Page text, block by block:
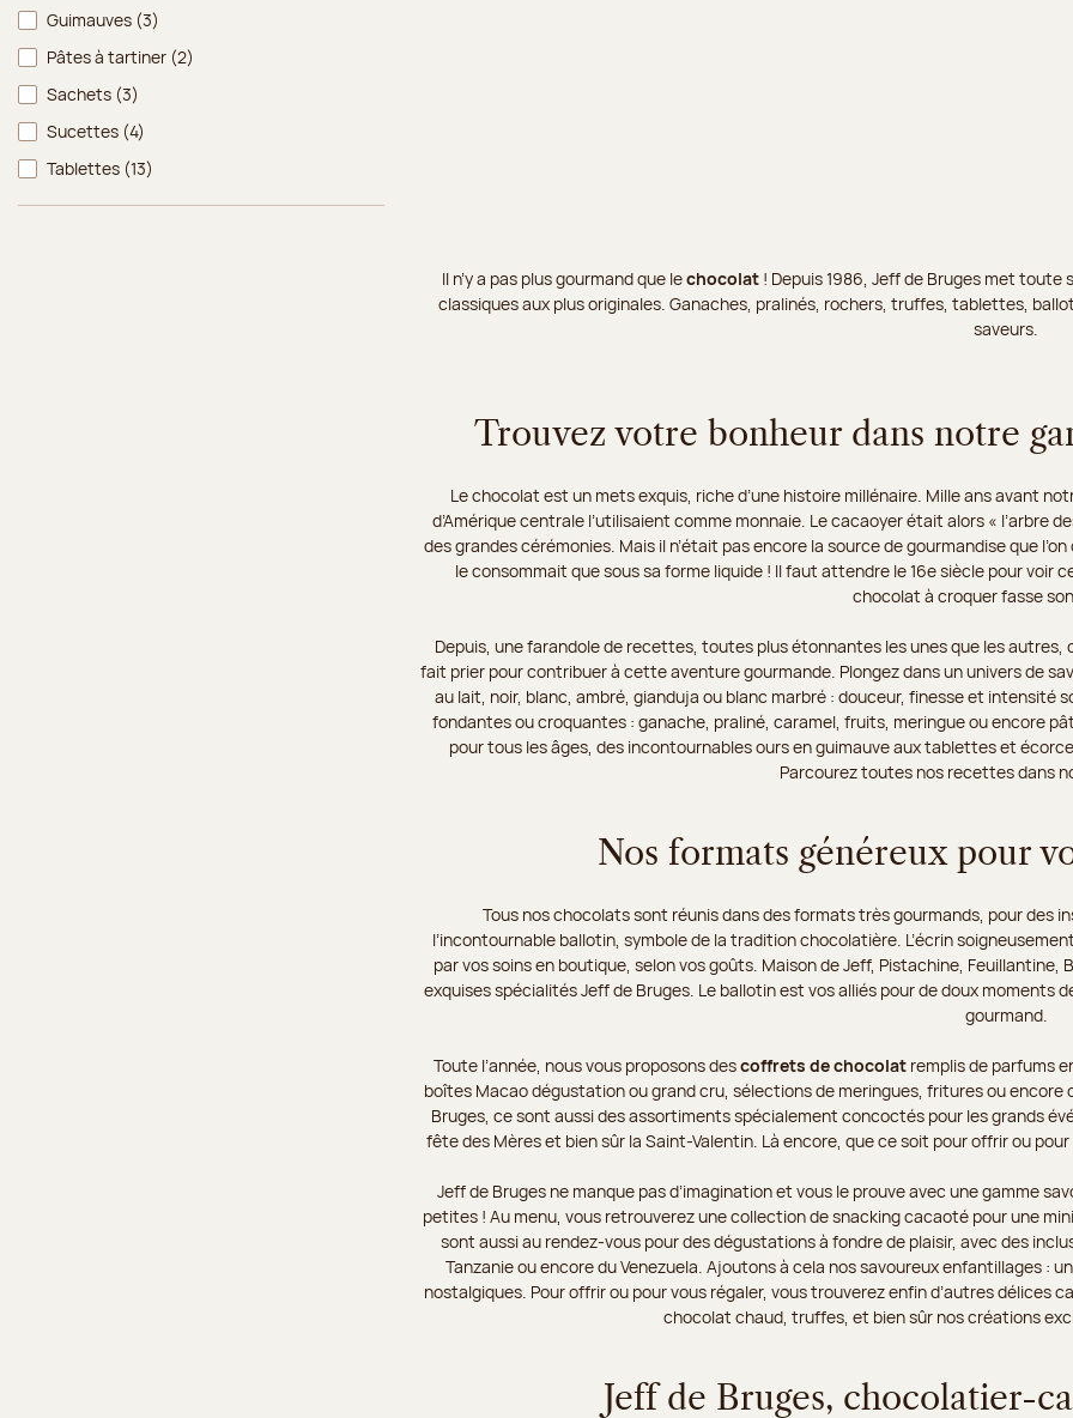
Guimauves (3)
Pâtes à tartiner (2)
Sachets (3)
Sucettes (4)
Tablettes (13)
Il n’y a pas plus gourmand que lechocolat! Depuis 1986, Jeff de Bruges met toute
classiques aux plus originales. Ganaches, pralinés, rochers, truffes, tablettes,
saveurs.
Trouvez votre bonheur dans notre
Le chocolat est un mets exquis, riche d’une histoire millénaire. Mille ans avant
d’Amérique centrale l’utilisaient comme monnaie. Le cacaoyer était alors « l’arbre
des grandes cérémonies. Mais il n’était pas encore la source de gourmandise que
le consommait que sous sa forme liquide ! Il faut attendre le 16e siècle pour voir
chocolat à croquer fasse
Depuis, une farandole de recettes, toutes plus étonnantes les unes que les
fait prier pour contribuer à cette aventure gourmande. Plongez dans un univers de
au lait, noir, blanc, ambré, gianduja ou blanc marbré : douceur, finesse et intensité
fondantes ou croquantes : ganache, praliné, caramel, fruits, meringue ou encore
pour tous les âges, des incontournables ours en guimauve aux tablettes et
Parcourez toutes nos recettes dans
Nos formats généreux pour
Tous nos chocolats sont réunis dans des formats très gourmands, pour des
l’incontournable ballotin, symbole de la tradition chocolatière. L’écrin
par vos soins en boutique, selon vos goûts. Maison de Jeff, Pistachine,
exquises spécialités Jeff de Bruges. Le ballotin est vos alliés pour de doux moments
gourmand.
Toute l’année, nous vous proposons descoffrets de chocolat remplis de parfums
boîtes Macao dégustation ou grand cru, sélections de meringues, fritures ou
Bruges, ce sont aussi des assortiments spécialement concoctés pour les grands
fête des Mères et bien sûr la Saint-Valentin. Là encore, que ce soit pour offrir ou
Jeff de Bruges ne manque pas d’imagination et vous le prouve avec une gamme
petites ! Au menu, vous retrouverez une collection de snacking cacaoté pour une
sont aussi au rendez-vous pour des dégustations à fondre de plaisir, avec des
Tanzanie ou encore du Venezuela. Ajoutons à cela nos savoureux enfantillages :
nostalgiques. Pour offrir ou pour vous régaler, vous trouverez enfin d’autres délices
chocolat chaud, truffes, et bien sûr nos créations
Jeff de Bruges, chocolatier-